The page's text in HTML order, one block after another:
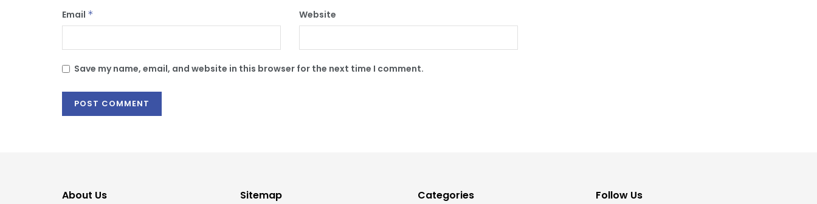
Email * Website
Save my name, email, and website in this browser for the next time I comment.
About Us Sitemap Categories Follow Us